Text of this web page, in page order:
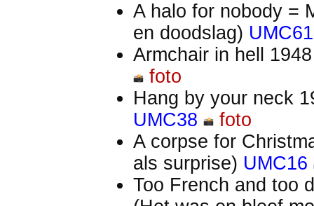
A halo for nobody =
en doodslag) UMC61
Armchair in hell
foto
Hang by your neck
UMC38
foto
A corpse for
als surprise) UMC16
Too French and too